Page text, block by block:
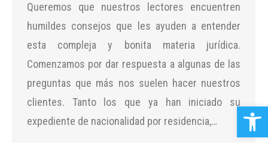
Abrir
Queremos que nuestros lectores encuentren
humildes consejos que les ayuden a entender
esta compleja y bonita materia jurídica.
Comenzamos por dar respuesta a algunas de las
preguntas que más nos suelen hacer nuestros
clientes. Tanto los que ya han iniciado su
expediente de nacionalidad por residencia,…